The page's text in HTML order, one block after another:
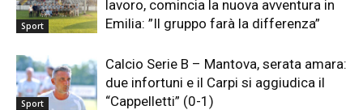
Sport
lavoro, comincia la nuova avventura in
Emilia: ”Il gruppo farà la differenza”
Sport
Calcio Serie B – Mantova, serata amara:
due infortuni e il Carpi si aggiudica il
“Cappelletti” (0-1)